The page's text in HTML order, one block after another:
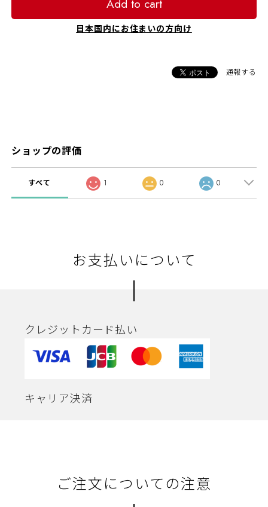
Add to cart
日本国内にお住まいの方向け
通報する
ショップの評価
すべて 1 0 0
お支払いについて
クレジットカード払い
キャリア決済
ご注文についての注意